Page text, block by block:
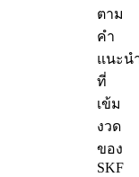
ตาม
คำ
แนะน
ที่
เข้ม
งวด
ของ
SKF